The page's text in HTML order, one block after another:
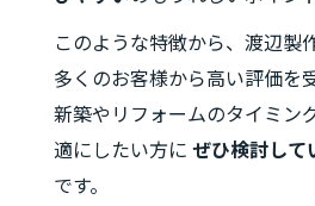
このような特徴から、渡辺製
多くのお客様から高い評価を
新築やリフォームのタイミン
適にしたい方に ぜひ検討して
です。